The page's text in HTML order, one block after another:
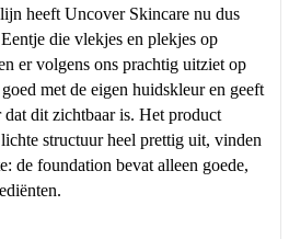
die vlekjes en plekjes op
er volgens ons prachtig uitziet op
met de eigen huidskleur en geeft
dit zichtbaar is. Het product
structuur heel prettig uit, vinden
de foundation bevat alleen goede,